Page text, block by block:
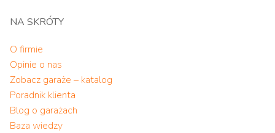
NA SKRÓTY
O firmie
Opinie o nas
Zobacz garaże – katalog
Poradnik klienta
Blog o garażach
Baza wiedzy